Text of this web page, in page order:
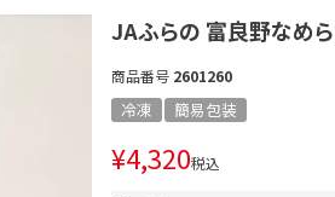
JAふらの 富良野なめ
商品番号 2601260
冷凍 簡易包装
¥4,320税込